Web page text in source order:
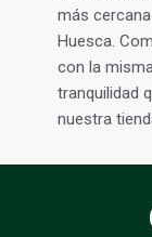
más
Huesca.
con la misma
tranquilidad
nuestra